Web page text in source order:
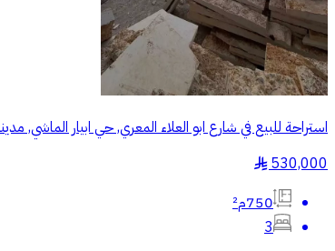
استراحة للبيع في شارع ابو العلاء المعري, حي ابيار الماشي,
530,000
§
750م²
3